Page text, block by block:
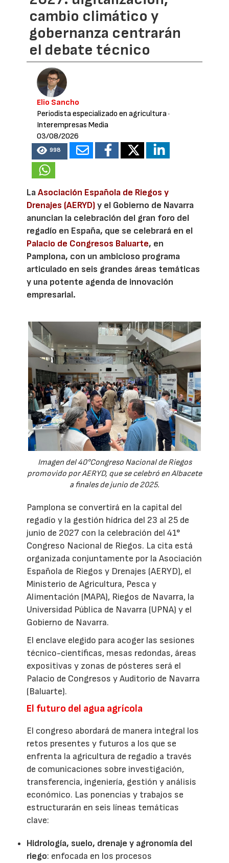
cambio climático y
gobernanza centrarán
el debate técnico
Elio Sancho
Periodista especializado en agricultura·
Interempresas Media
03/08/2026
998
LaAsociación Española de Riegos y
Drenajes (AERYD)y el Gobierno de Navarra
anuncian la celebración del gran foro del
regadío en España, que se celebrará en el
Palacio de Congresos Baluarte, en
Pamplona, con un ambicioso programa
articulado en seis grandes áreas temáticas
y una potente agenda de innovación
empresarial.
Imagen del 40°Congreso Nacional de Riegos
promovido por AERYD, que se celebró en Albacete
a finales de junio de 2025.
Pamplona se convertirá en la capital del
regadío y la gestión hídrica del 23 al 25 de
junio de 2027 con la celebración del 41°
Congreso Nacional de Riegos. La cita está
organizada conjuntamente por la Asociación
Española de Riegos y Drenajes (AERYD), el
Ministerio de Agricultura, Pesca y
Alimentación (MAPA), Riegos de Navarra, la
Universidad Pública de Navarra (UPNA) y el
Gobierno de Navarra.
El enclave elegido para acoger las sesiones
técnico-científicas, mesas redondas, áreas
expositivas y zonas de pósteres será el
Palacio de Congresos y Auditorio de Navarra
(Baluarte).
El futuro del agua agrícola
El congreso abordará de manera integral los
retos presentes y futuros a los que se
enfrenta la agricultura de regadío a través
de comunicaciones sobre investigación,
transferencia, ingeniería, gestión y análisis
económico. Las ponencias y trabajos se
estructurarán en seis líneas temáticas
clave:
Hidrología, suelo, drenaje y agronomía del
riego: enfocada en los procesos